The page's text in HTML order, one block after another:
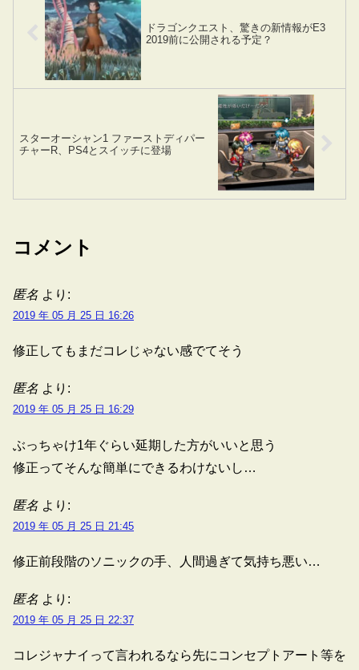
ドラゴンクエスト、驚きの新情報がE3
2019前に公開される予定？
スターオーシャン1 ファーストディパー
チャーR、PS4とスイッチに登場
コメント
匿名 より:
2019 年 05 月 25 日 16:26
修正してもまだコレじゃない感でてそう
匿名 より:
2019 年 05 月 25 日 16:29
ぶっちゃけ1年ぐらい延期した方がいいと思う
修正ってそんな簡単にできるわけないし…
匿名 より:
2019 年 05 月 25 日 21:45
修正前段階のソニックの手、人間過ぎて気持ち悪い…
匿名 より:
2019 年 05 月 25 日 22:37
コレジャナイって言われるなら先にコンセプトアート等を